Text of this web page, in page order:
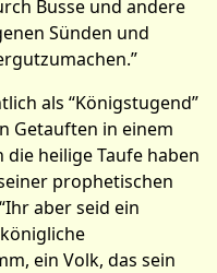
Busse und andere
Sünden und
als “Königstugend”
Getauften in einem
heilige Taufe haben
prophetischen
aber seid ein
ein Volk, das sein